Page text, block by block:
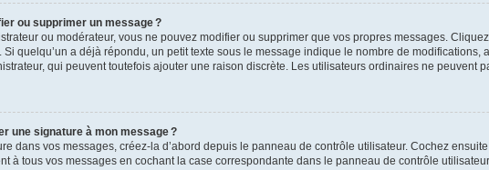
ou supprimer un message ?
ou modérateur, vous ne pouvez modifier ou supprimer que vos propres messages.
quelqu’un a déjà répondu, un petit texte sous le message indique le nombre de
qui peuvent toutefois ajouter une raison discrète. Les utilisateurs ordinaires ne peuvent
une signature à mon message ?
dans vos messages, créez-la d’abord depuis le panneau de contrôle utilisateur. Cochez
à tous vos messages en cochant la case correspondante dans le panneau de contrôle